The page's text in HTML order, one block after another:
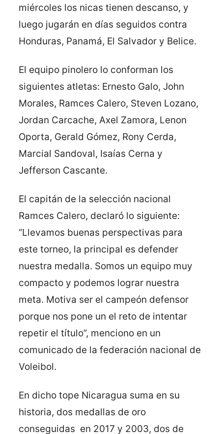
miércoles los nicas tienen descanso, y
luego jugarán en días seguidos contra
Honduras, Panamá, El Salvador y Belice.
El equipo pinolero lo conforman los
siguientes atletas: Ernesto Galo, John
Morales, Ramces Calero, Steven Lozano,
Jordan Carcache, Axel Zamora, Lenon
Oporta, Gerald Gómez, Rony Cerda,
Marcial Sandoval, Isaías Cerna y
Jefferson Cascante.
El capitán de la selección nacional
Ramces Calero, declaró lo siguiente:
“Llevamos buenas perspectivas para
este torneo, la principal es defender
nuestra medalla. Somos un equipo muy
compacto y podemos lograr nuestra
meta. Motiva ser el campeón defensor
porque nos pone un el reto de intentar
repetir el título”, menciono en un
comunicado de la federación nacional de
Voleibol.
En dicho tope Nicaragua suma en su
historia, dos medallas de oro
conseguidas en 2017 y 2003, dos de